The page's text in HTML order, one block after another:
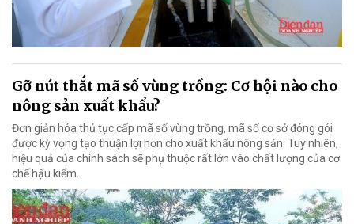
Gỡ nút thắt mã số vùng trồng: Cơ hội nào cho
nông sản xuất khẩu?
Đơn giản hóa thủ tục cấp mã số vùng trồng, mã số cơ sở đóng gói
được kỳ vọng tạo thuận lợi hơn cho xuất khẩu nông sản. Tuy nhiên,
hiệu quả của chính sách sẽ phụ thuộc rất lớn vào chất lượng của cơ
chế hậu kiểm.